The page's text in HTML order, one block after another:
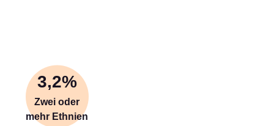
3,2%
Zwei oder
mehr Ethnien